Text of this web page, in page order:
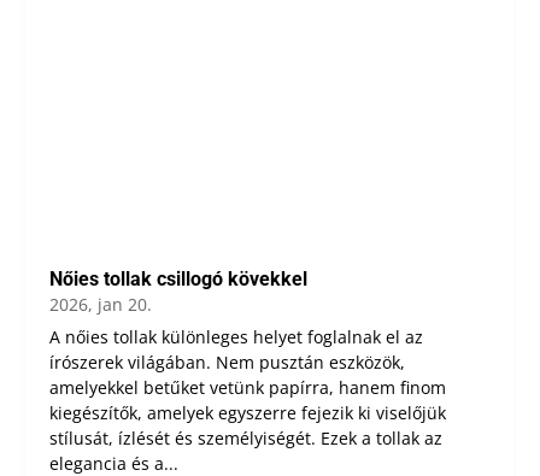
Nőies tollak csillogó kövekkel
2026, jan 20.
A nőies tollak különleges helyet foglalnak el az
írószerek világában. Nem pusztán eszközök,
amelyekkel betűket vetünk papírra, hanem finom
kiegészítők, amelyek egyszerre fejezik ki viselőjük
stílusát, ízlését és személyiségét. Ezek a tollak az
elegancia és a...